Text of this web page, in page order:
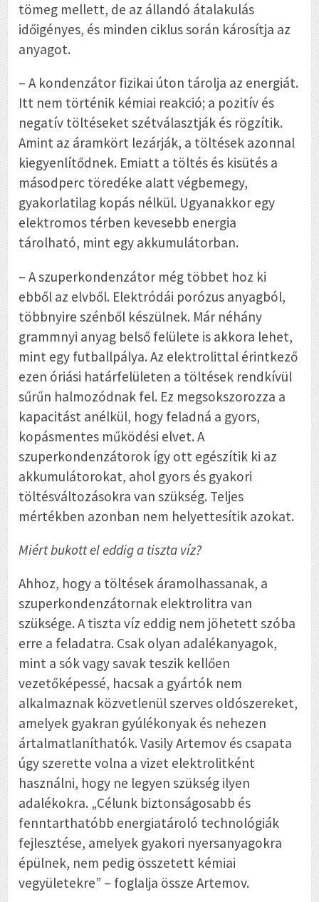
tömeg mellett, de az állandó átalakulás
időigényes, és minden ciklus során károsítja az
anyagot.
– A kondenzátor fizikai úton tárolja az energiát.
Itt nem történik kémiai reakció; a pozitív és
negatív töltéseket szétválasztják és rögzítik.
Amint az áramkört lezárják, a töltések azonnal
kiegyenlítődnek. Emiatt a töltés és kisütés a
másodperc töredéke alatt végbemegy,
gyakorlatilag kopás nélkül. Ugyanakkor egy
elektromos térben kevesebb energia
tárolható, mint egy akkumulátorban.
– A szuperkondenzátor még többet hoz ki
ebből az elvből. Elektródái porózus anyagból,
többnyire szénből készülnek. Már néhány
grammnyi anyag belső felülete is akkora lehet,
mint egy futballpálya. Az elektrolittal érintkező
ezen óriási határfelületen a töltések rendkívül
sűrűn halmozódnak fel. Ez megsokszorozza a
kapacitást anélkül, hogy feladná a gyors,
kopásmentes működési elvet. A
szuperkondenzátorok így ott egészítik ki az
akkumulátorokat, ahol gyors és gyakori
töltésváltozásokra van szükség. Teljes
mértékben azonban nem helyettesítik azokat.
Miért bukott el eddig a tiszta víz?
Ahhoz, hogy a töltések áramolhassanak, a
szuperkondenzátornak elektrolitra van
szüksége. A tiszta víz eddig nem jöhetett szóba
erre a feladatra. Csak olyan adalékanyagok,
mint a sók vagy savak teszik kellően
vezetőképessé, hacsak a gyártók nem
alkalmaznak közvetlenül szerves oldószereket,
amelyek gyakran gyúlékonyak és nehezen
ártalmatlaníthatók. Vasily Artemov és csapata
úgy szerette volna a vizet elektrolitként
használni, hogy ne legyen szükség ilyen
adalékokra. „Célunk biztonságosabb és
fenntarthatóbb energiatároló technológiák
fejlesztése, amelyek gyakori nyersanyagokra
épülnek, nem pedig összetett kémiai
vegyületekre” – foglalja össze Artemov.